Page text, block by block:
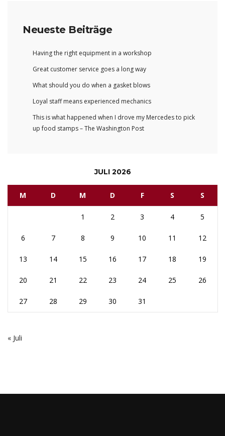
Neueste Beiträge
Having the right equipment in a workshop
Great customer service goes a long way
What should you do when a gasket blows
Loyal staff means experienced mechanics
This is what happened when I drove my Mercedes to pick
up food stamps – The Washington Post
JULI 2026
M D M D F S S
1 2 3 4 5
6 7 8 9 10 11 12
13 14 15 16 17 18 19
20 21 22 23 24 25 26
27 28 29 30 31
« Juli